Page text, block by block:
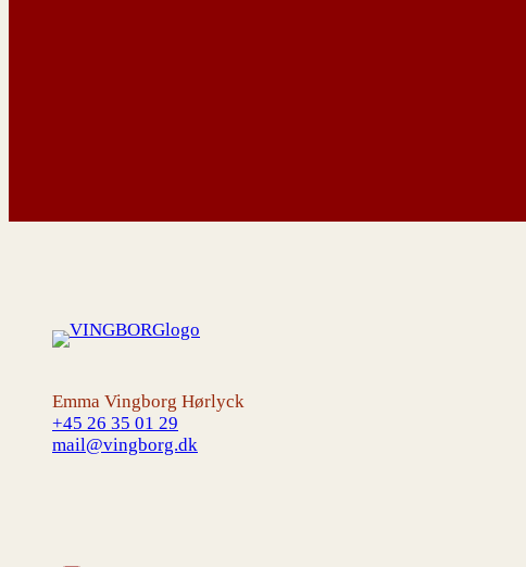
Emma Vingborg Hørlyck
+45 26 35 01 29
mail@vingborg.dk